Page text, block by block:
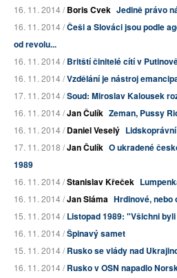
16. 11. 2014 /Boris Cvek Jedině právo
16. 11. 2014 /Češi a Slováci jsou podle
od revolu...
16. 11. 2014 /Britští činitelé cítí v
16. 11. 2014 /Vzdělání je nástroj
17. 11. 2014 /Soud: Miroslav Kalousek
16. 11. 2014 /Jan Čulík Zeman, Pussy
16. 11. 2014 /Daniel Veselý
17. 11. 2018 /Jan Čulík O ukradené
1989
16. 11. 2014 /Stanislav Křeček
16. 11. 2014 /Jan Sláma Hrdinové, nebo
15. 11. 2014 /Listopad 1989: "Všichni
16. 11. 2014 /Špinavý samet
15. 11. 2014 /Rusko se vlády nad
16. 11. 2014 /Rusko v OSN napadlo